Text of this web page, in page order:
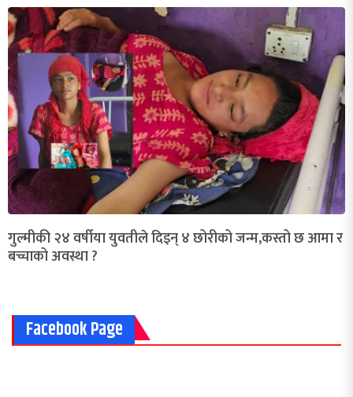
गुल्मीकी २४ वर्षीया युवतीले दिइन् ४ छोरीको जन्म,कस्तो छ आमा र
बच्चाको अवस्था ?
Facebook Page